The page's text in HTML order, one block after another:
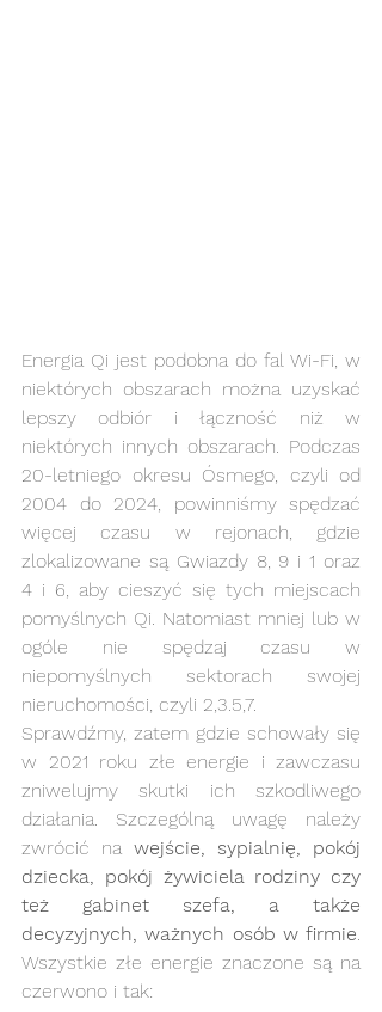
Energia Qi jest podobna do fal Wi-Fi, w
niektórych obszarach można uzyskać
lepszy odbiór i łączność niż w
niektórych innych obszarach. Podczas
20-letniego okresu Ósmego, czyli od
2004 do 2024, powinniśmy spędzać
więcej czasu w rejonach, gdzie
zlokalizowane są Gwiazdy 8, 9 i 1 oraz
4 i 6, aby cieszyć się tych miejscach
pomyślnych Qi. Natomiast mniej lub w
ogóle nie spędzaj czasu w
niepomyślnych sektorach swojej
nieruchomości, czyli 2,3.5,7.
Sprawdźmy, zatem gdzie schowały się
w 2021 roku złe energie i zawczasu
zniwelujmy skutki ich szkodliwego
działania. Szczególną uwagę należy
zwrócić na wejście, sypialnię, pokój
dziecka, pokój żywiciela rodziny czy
też gabinet szefa, a także
decyzyjnych, ważnych osób w firmie.
Wszystkie złe energie znaczone są na
czerwono i tak: